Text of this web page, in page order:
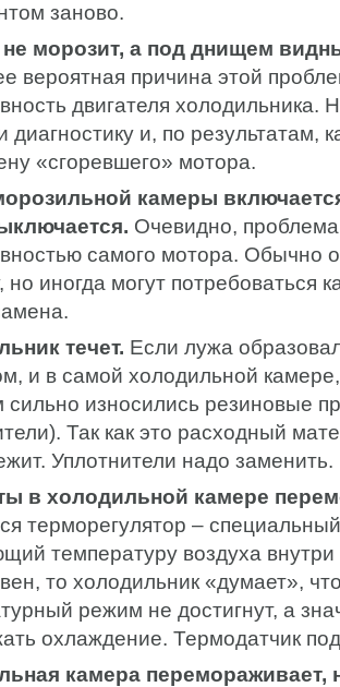
заново.
не морозит, а под днищем
вероятная причина этой
двигателя холодильника.
диагностику и, по результатам,
«сгоревшего» мотора.
камеры
Очевидно,
самого мотора. Обычно
но иногда могут потребоваться
течет. Если лужа
и в самой холодильной
износились резиновые
Так как это расходный
Уплотнители надо заменить.
в холодильной камере
терморегулятор –
температуру воздуха внутри
то холодильник «думает»,
режим не достигнут, а
охлаждение. Термодатчик
камера перемораживает,